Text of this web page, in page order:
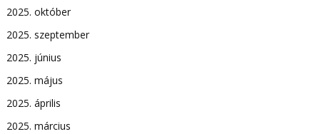
2025. október
2025. szeptember
2025. június
2025. május
2025. április
2025. március